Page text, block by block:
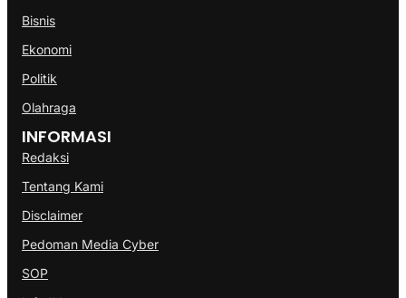
Bisnis
Ekonomi
Politik
Olahraga
INFORMASI
Redaksi
Tentang Kami
Disclaimer
Pedoman Media Cyber
SOP